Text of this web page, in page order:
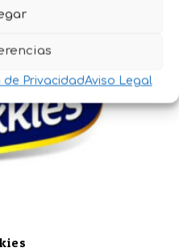
de PrivacidadAviso Legal